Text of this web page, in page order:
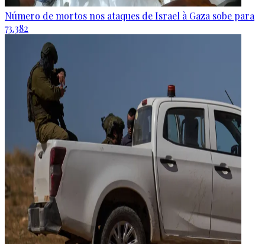
Número de mortos nos ataques de Israel à Gaza sobe para
73.382